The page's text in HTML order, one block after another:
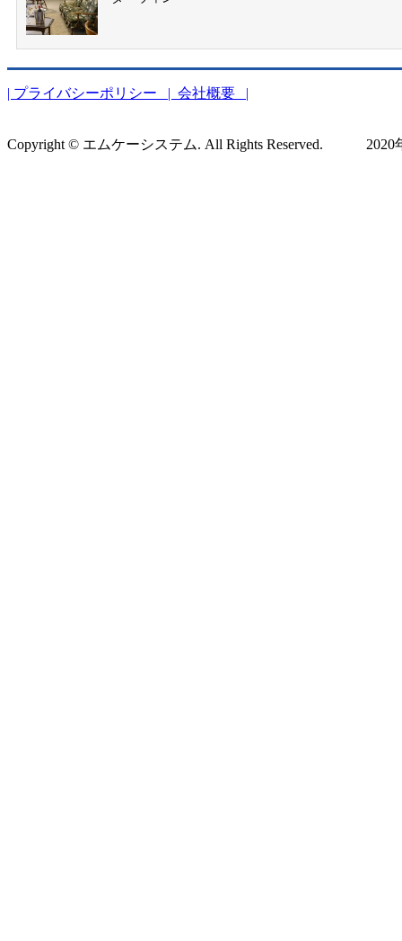
| プライバシーポリシー | 会社概要 |
Copyright © エムケーシステム. All Rights Reserved. 2020